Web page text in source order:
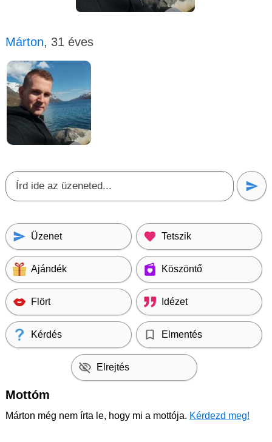
Márton, 31 éves
Üzenet Tetszik
Ajándék Köszöntő
Flört Idézet
Kérdés Elmentés
Elrejtés
Mottóm
Márton még nem írta le, hogy mi a mottója. Kérdezd meg!